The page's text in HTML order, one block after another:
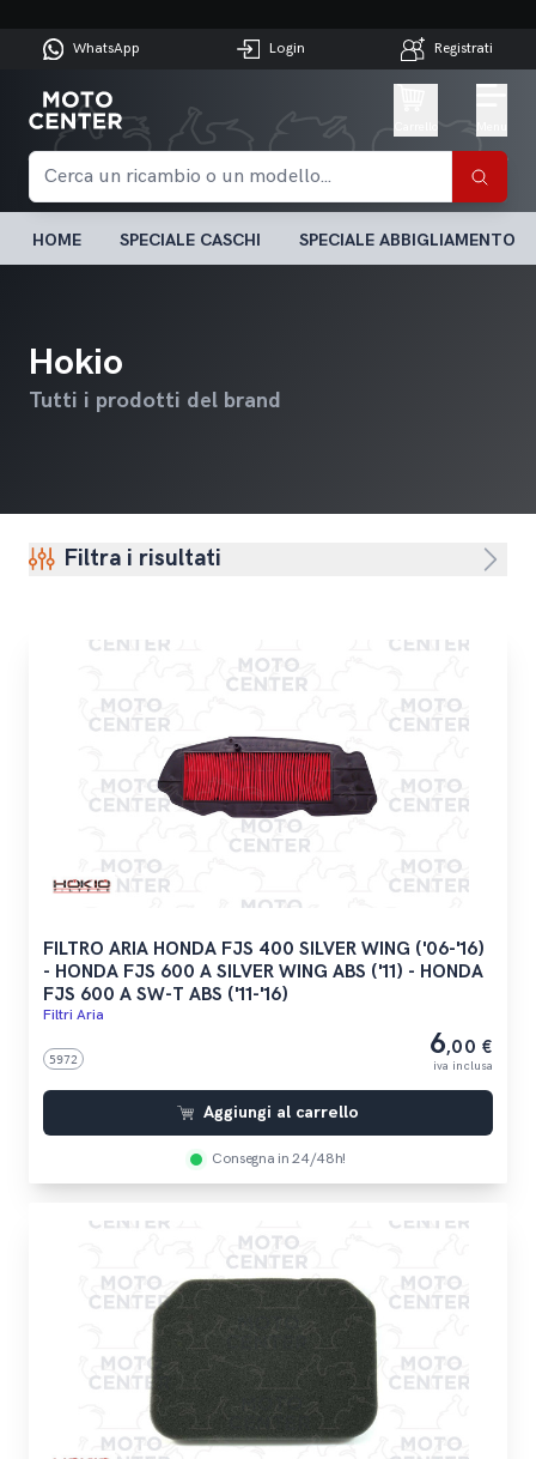
WhatsApp Login Registrati
HOME SPECIALE CASCHI SPECIALE ABBIGLIAMENTO
Hokio
Tutti i prodotti del brand
Filtra i risultati
FILTRO ARIA HONDA FJS 400 SILVER WING ('06-'16)
- HONDA FJS 600 A SILVER WING ABS ('11) - HONDA
FJS 600 A SW-T ABS ('11-'16)
Filtri Aria
5972 6,00 €
iva inclusa
Aggiungi al carrello
Consegna in 24/48h!